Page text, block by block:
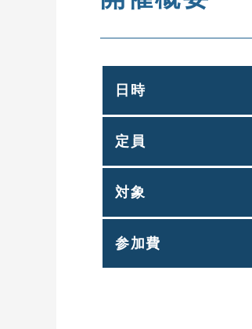
日時
定員
対象
参加費